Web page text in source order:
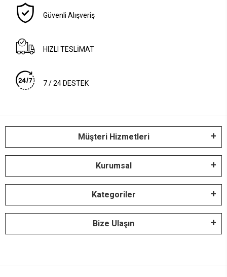
Güvenli Alışveriş
HIZLI TESLİMAT
7 / 24 DESTEK
Müşteri Hizmetleri
Kurumsal
Kategoriler
Bize Ulaşın